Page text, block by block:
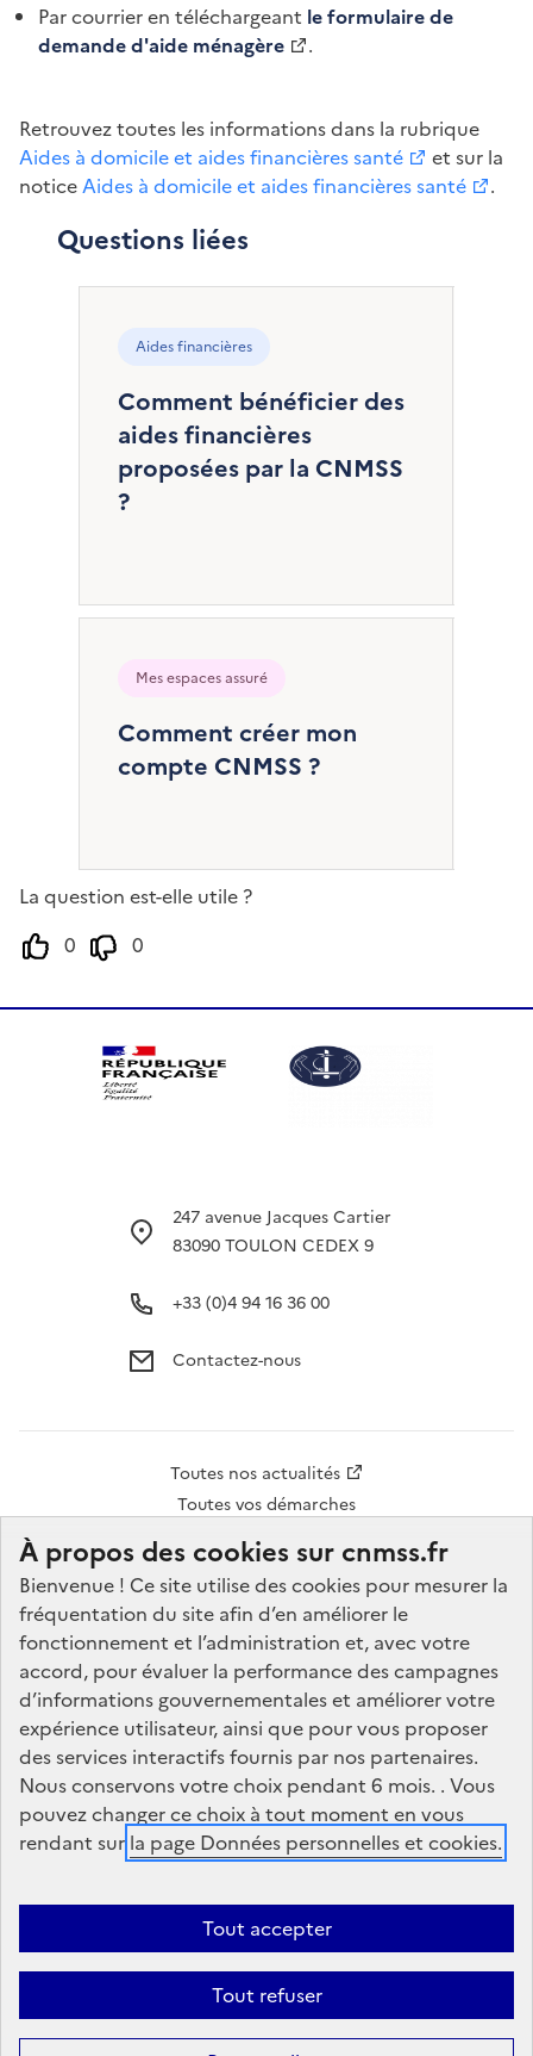
À propos des cookies sur cnmss.fr
Bienvenue ! Ce site utilise des cookies pour mesurer la
fréquentation du site afin d’en améliorer le
fonctionnement et l’administration et, avec votre
accord, pour évaluer la performance des campagnes
d’informations gouvernementales et améliorer votre
expérience utilisateur, ainsi que pour vous proposer
des services interactifs fournis par nos partenaires.
Nous conservons votre choix pendant 6 mois. . Vous
pouvez changer ce choix à tout moment en vous
rendant sur la page Données personnelles et cookies.
Tout accepter
Tout refuser
Par courrier en téléchargeant le formulaire de
demande d'aide ménagère
.
Retrouvez toutes les informations dans la rubrique
Aides à domicile et aides financières santé
et sur la
noticeAides à domicile et aides financières santé .
Questions liées
Comment bénéficier des
aides financières
proposées par la CNMSS
?
Aides financières
Comment créer mon
compte CNMSS ?
Mes espaces assuré
La question est-elle utile ?
0
0
pied
de
page
Toutes nos actualités
Toutes vos démarches
247 avenue Jacques Cartier
83090 TOULON CEDEX 9
+33 (0)4 94 16 36 00
Contactez-nous
Réseaux
sociaux
Accessibilité Données personnelles Mentions légales
Plan
du site
Gestion des cookies
protection des données (RGPD) (règlement
n°679/2016) et à la loi dite « Informatique et Libertés »
édictés par la Commission nationale de l’informatique